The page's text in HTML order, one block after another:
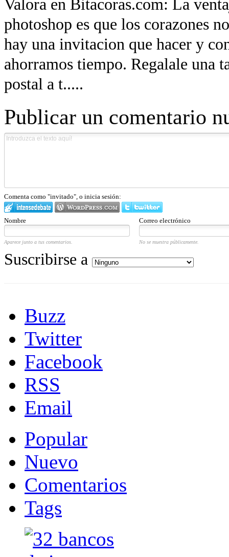
Valora en Bitacoras.com: La
photoshop es que los corazones
hay una invitacion que hacer y
ahorramos tiempo. Regalale una
postal a t.....
Publicar un comentario
Comenta como "invitado", o inicia sesión:
Nombre Correo electrónico
Aparece junto a tus comentarios. No se muestra públicamente.
Suscribirse a
Buzz
Twitter
Facebook
RSS
Email
Popular
Nuevo
Comentarios
Tags